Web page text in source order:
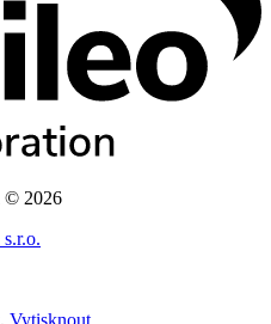
© 2026
, Vytisknout